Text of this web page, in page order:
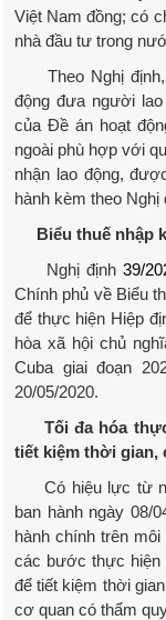
Việt Nam đồng; có
nhà đầu tư trong
Theo Nghị
động đưa người
của Đề án hoạt
ngoài phù hợp với
nhận lao động,
hành kèm theo Nghị
Biểu thuế nhập
Nghị định 39/
Chính phủ về Biểu
để thực hiện Hiệp
hòa xã hội chủ
Cuba giai đoạn
20/05/2020.
Tối đa hóa
tiết kiệm thời gian,
Có hiệu lực từ
ban hành ngày 08/
hành chính trên
các bước thực hiện
để tiết kiệm thời
cơ quan có thẩm